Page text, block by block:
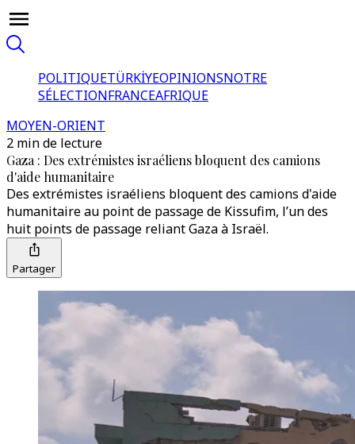
POLITIQUETÜRKİYEOPINIONSNOTRE
SÉLECTIONFRANCEAFRIQUE
MOYEN-ORIENT
2 min de lecture
Gaza : Des extrémistes israéliens bloquent des camions
d'aide humanitaire
Des extrémistes israéliens bloquent des camions d'aide
humanitaire au point de passage de Kissufim, l’un des
huit points de passage reliant Gaza à Israël.
Partager